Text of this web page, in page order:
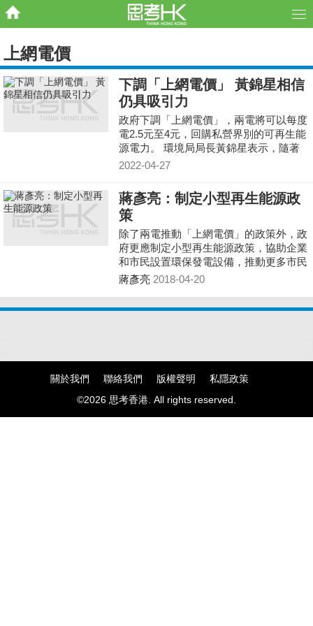
上網電價
下調「上網電價」 黃錦星相信
仍具吸引力
政府下調「上網電價」，兩電將可以每度
電2.5元至4元，回購私營界別的可再生能
源電力。 環境局局長黃錦星表示，隨著
可再生能源市場發展成熟，投資成本下
本期仍然在10年以內，認為計劃具有吸引
力。
2022-04-27
蔣彥亮：制定小型再生能源政
策
除了兩電推動「上網電價」的政策外，政
府更應制定小型再生能源政策，協助企業
和市民設置環保發電設備，推動更多市民
善用空間，推動可持續發電。
蔣彥亮 2018-04-20
關於我們 聯絡我們 版權聲明
私隱政策
©2026 思考香港. All rights reserved.